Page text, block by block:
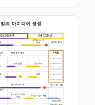
관계자 업데이트에 이